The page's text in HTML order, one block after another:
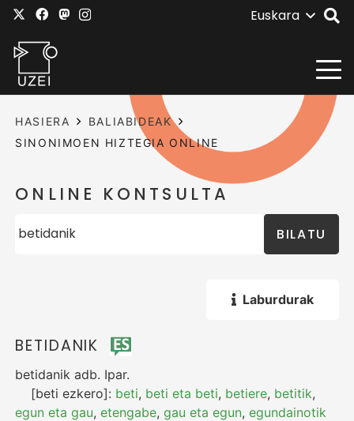
Euskara
HASIERA
BALIABIDEAK
SINONIMOEN HIZTEGIA ONLINE
ONLINE KONTSULTA
BILATU
Laburdurak
BETIDANIK
betidanik adb. Ipar.
[beti ezkero]: beti, beti eta beti, betiere, betitik,
egun eta gau,etengabe,gau eta egun,egundainotik